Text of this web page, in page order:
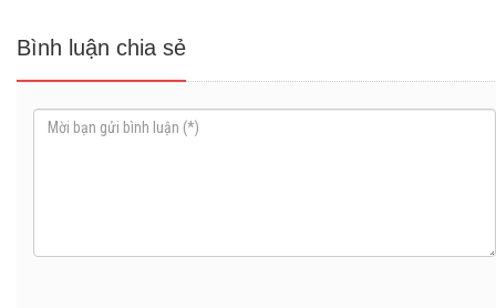
Bình luận chia sẻ